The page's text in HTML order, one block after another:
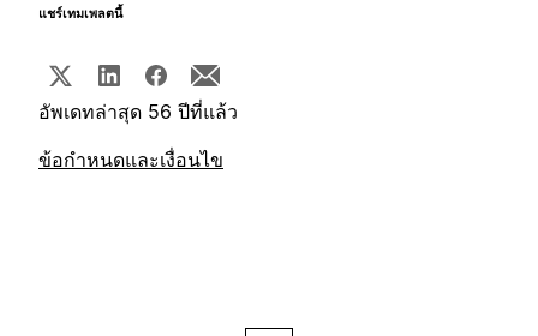
แชร์เทมเพลตนี้
อัพเดทล่าสุด 56 ปีที่แล้ว
ข้อกำหนดและเงื่อนไข